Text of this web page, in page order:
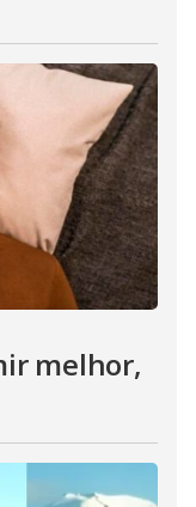
melhor,